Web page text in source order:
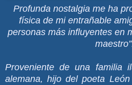
Profunda nostalgia me ha
física de mi entrañable
personas más influyentes en
Proveniente de una familia
alemana, hijo del poeta